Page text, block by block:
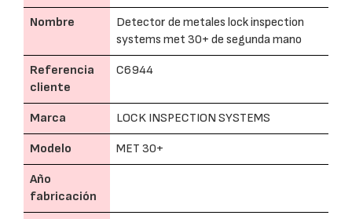
Nombre
Detector de metales lock inspection
systems met 30+ de segunda mano
Referencia
cliente
C6944
Marca LOCK INSPECTION SYSTEMS
Modelo MET 30+
Año
fabricación